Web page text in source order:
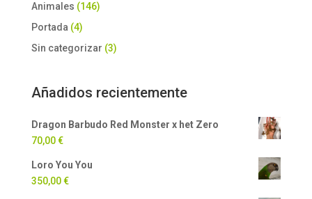
Animales (146)
Portada (4)
Sin categorizar (3)
Añadidos recientemente
Dragon Barbudo Red Monster x het Zero
70,00€
Loro You You
350,00€